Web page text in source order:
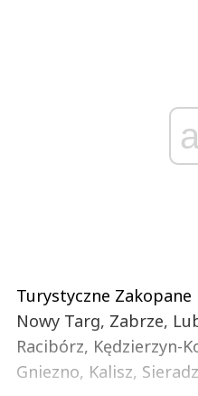
Turystyczne Zakopane
Nowy Targ, Zabrze,
Racibórz, Kędzierzyn-
Gniezno, Kalisz,